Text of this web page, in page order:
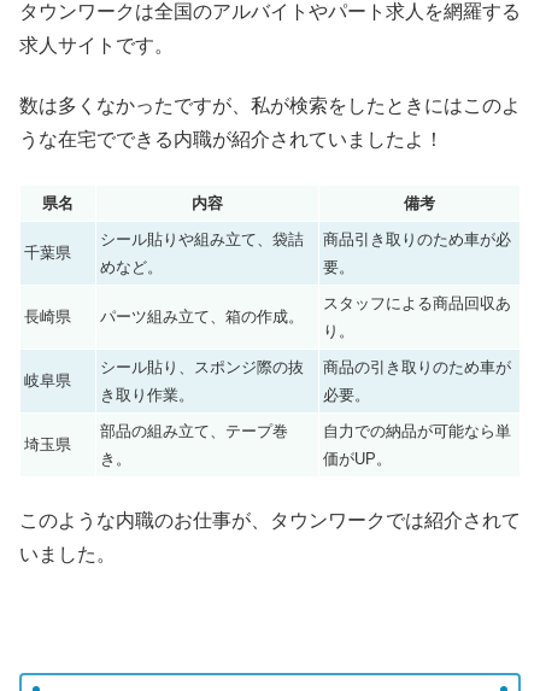
タウンワークは全国のアルバイトやパート求人を網羅する
求人サイトです。
数は多くなかったですが、私が検索をしたときにはこのよ
うな在宅でできる内職が紹介されていましたよ！
県名 内容 備考
千葉県
シール貼りや組み立て、袋詰
めなど。
商品引き取りのため車が必
要。
長崎県 パーツ組み立て、箱の作成。
スタッフによる商品回収あ
り。
岐阜県
シール貼り、スポンジ際の抜
き取り作業。
商品の引き取りのため車が
必要。
埼玉県
部品の組み立て、テープ巻
き。
自力での納品が可能なら単
価がUP。
このような内職のお仕事が、タウンワークでは紹介されて
いました。